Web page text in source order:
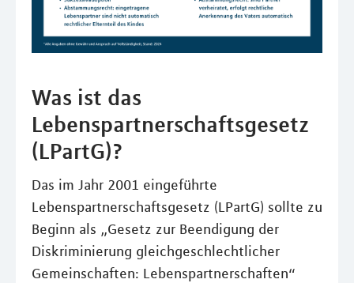
Was ist das
Lebenspartnerschaftsgesetz
(LPartG)?
Das im Jahr 2001 eingeführte
Lebenspartnerschaftsgesetz (LPartG) sollte zu
Beginn als „Gesetz zur Beendigung der
Diskriminierung gleichgeschlechtlicher
Gemeinschaften: Lebenspartnerschaften“